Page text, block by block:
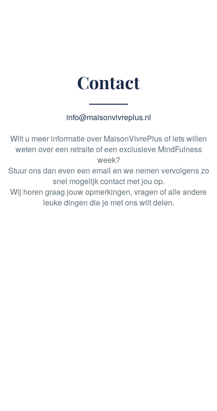
Contact
info@maisonvivreplus.nl
Wilt u meer informatie over MaisonVivrePlus of iets willen
weten over een retraite of een exclusieve MindFulness
week?
Stuur ons dan even een email en we nemen vervolgens zo
snel mogelijk contact met jou op.
Wij horen graag jouw opmerkingen, vragen of alle andere
leuke dingen die je met ons wilt delen.